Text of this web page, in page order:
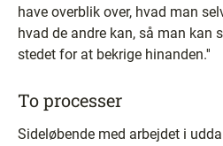
have overblik over, hvad man
hvad de andre kan, så man kan
stedet for at bekrige hinanden.''
To processer
Sideløbende med arbejdet i